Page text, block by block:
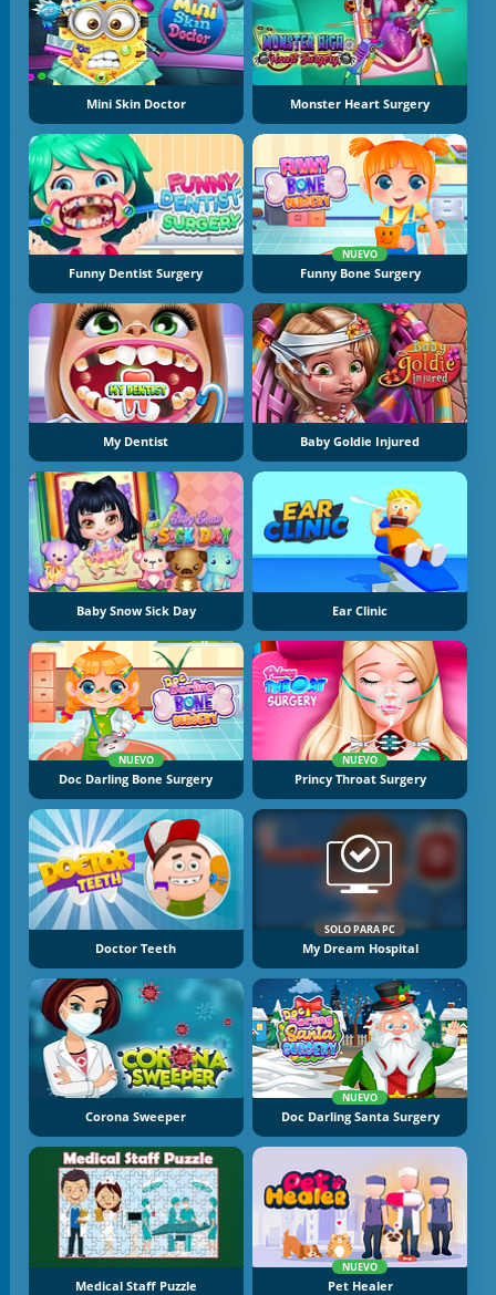
Mini Skin Doctor Monster Heart Surgery
Funny Dentist Surgery
NUEVO
Funny Bone Surgery
My Dentist Baby Goldie Injured
Baby Snow Sick Day Ear Clinic
NUEVO
Doc Darling Bone Surgery
NUEVO
Princy Throat Surgery
Doctor Teeth
SOLO PARA PC
My Dream Hospital
Corona Sweeper
NUEVO
Doc Darling Santa Surgery
Medical Staff Puzzle
NUEVO
Pet Healer